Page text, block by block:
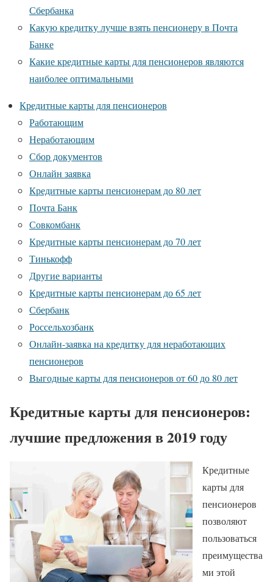
Сбербанка
Какую кредитку лучше взять пенсионеру в Почта
Банке
Какие кредитные карты для пенсионеров являются
наиболее оптимальными
Кредитные карты для пенсионеров
Работающим
Неработающим
Сбор документов
Онлайн заявка
Кредитные карты пенсионерам до 80 лет
Почта Банк
Совкомбанк
Кредитные карты пенсионерам до 70 лет
Тинькофф
Другие варианты
Кредитные карты пенсионерам до 65 лет
Сбербанк
Россельхозбанк
Онлайн-заявка на кредитку для неработающих
пенсионеров
Выгодные карты для пенсионеров от 60 до 80 лет
Кредитные карты для пенсионеров:
лучшие предложения в 2019 году
Кредитные
карты для
пенсионеров
позволяют
пользоваться
преимущества
ми этой